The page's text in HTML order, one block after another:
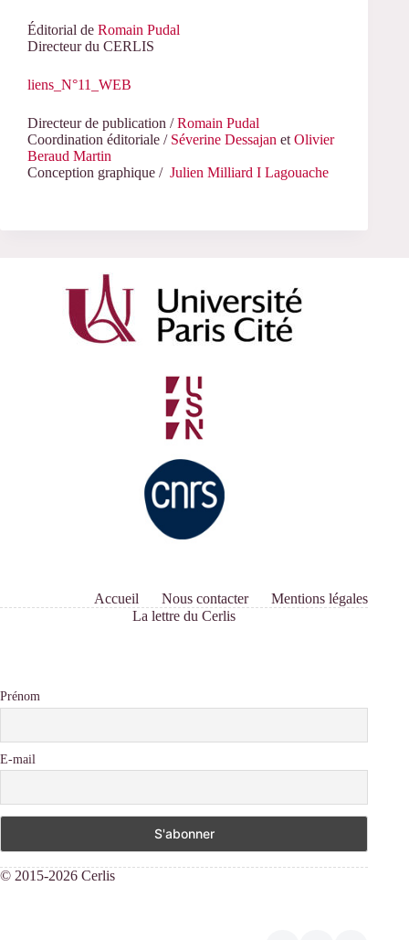
Éditorial de Romain Pudal
Directeur du CERLIS
liens_N°11_WEB
Directeur de publication /Romain Pudal
Coordination éditoriale / Séverine Dessajan et Olivier
Beraud Martin
Conception graphique / Julien Milliard I Lagouache
Accueil Nous contacter
Mentions légales
La lettre du Cerlis
Prénom
E-mail
© 2015-2026 Cerlis